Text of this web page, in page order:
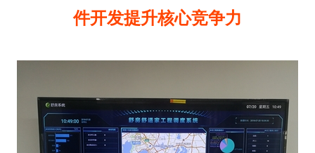
件开发提升核心竞争力